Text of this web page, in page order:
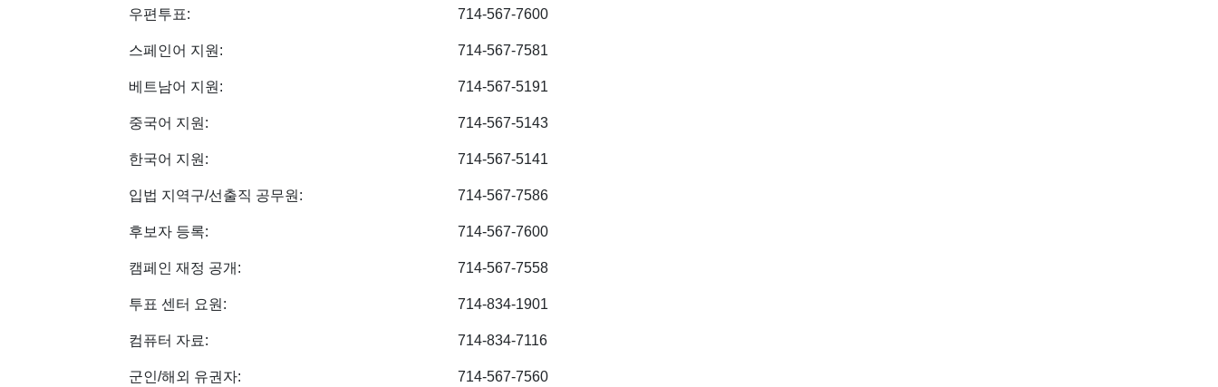
우편투표: 714-567-7600
스페인어 지원: 714-567-7581
베트남어 지원: 714-567-5191
중국어 지원: 714-567-5143
한국어 지원: 714-567-5141
입법 지역구/선출직 공무원: 714-567-7586
후보자 등록: 714-567-7600
캠페인 재정 공개: 714-567-7558
투표 센터 요원: 714-834-1901
컴퓨터 자료: 714-834-7116
군인/해외 유권자: 714-567-7560